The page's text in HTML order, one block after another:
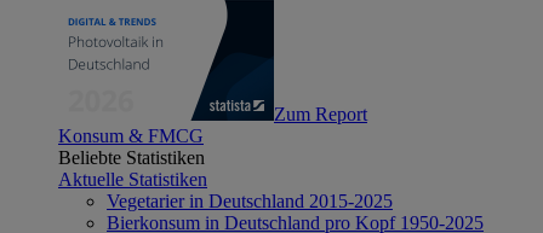
Zum Report
Konsum & FMCG
Beliebte Statistiken
Aktuelle Statistiken
Vegetarier in Deutschland 2015-2025
Bierkonsum in Deutschland pro Kopf 1950-2025